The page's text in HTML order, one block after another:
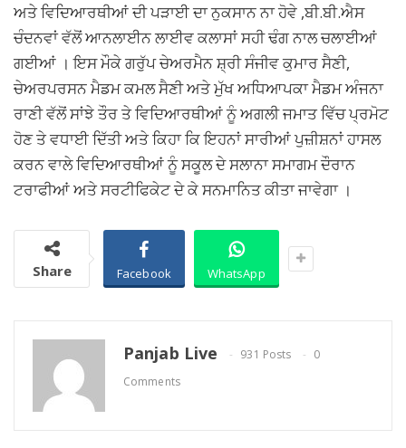
ਅਤੇ ਵਿਦਿਆਰਥੀਆਂ ਦੀ ਪੜਾਈ ਦਾ ਨੁਕਸਾਨ ਨਾ ਹੋਵੇ ,ਬੀ.ਬੀ.ਐਸ
ਚੰਦਨਵਾਂ ਵੱਲੋਂ ਆਨਲਾਈਨ ਲਾਈਵ ਕਲਾਸਾਂ ਸਹੀ ਢੰਗ ਨਾਲ ਚਲਾਈਆਂ
ਗਈਆਂ । ਇਸ ਮੌਕੇ ਗਰੁੱਪ ਚੇਅਰਮੈਨ ਸ਼੍ਰੀ ਸੰਜੀਵ ਕੁਮਾਰ ਸੈਣੀ,
ਚੇਅਰਪਰਸਨ ਮੈਡਮ ਕਮਲ ਸੈਣੀ ਅਤੇ ਮੁੱਖ ਅਧਿਆਪਕਾ ਮੈਡਮ ਅੰਜਨਾ
ਰਾਣੀ ਵੱਲੋਂ ਸਾਂਝੇ ਤੌਰ ਤੇ ਵਿਦਿਆਰਥੀਆਂ ਨੂੰ ਅਗਲੀ ਜਮਾਤ ਵਿੱਚ ਪ੍ਰਮੋਟ
ਹੋਣ ਤੇ ਵਧਾਈ ਦਿੱਤੀ ਅਤੇ ਕਿਹਾ ਕਿ ਇਹਨਾਂ ਸਾਰੀਆਂ ਪੁਜ਼ੀਸ਼ਨਾਂ ਹਾਸਲ
ਕਰਨ ਵਾਲੇ ਵਿਦਿਆਰਥੀਆਂ ਨੂੰ ਸਕੂਲ ਦੇ ਸਲਾਨਾ ਸਮਾਗਮ ਦੌਰਾਨ
ਟਰਾਫੀਆਂ ਅਤੇ ਸਰਟੀਫਿਕੇਟ ਦੇ ਕੇ ਸਨਮਾਨਿਤ ਕੀਤਾ ਜਾਵੇਗਾ ।
Share Facebook WhatsApp
Panjab Live 931 Posts
0
Comments